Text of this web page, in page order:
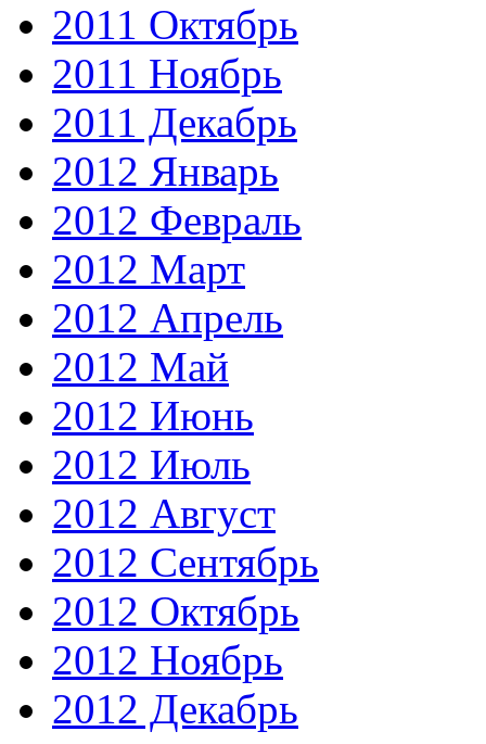
2011 Октябрь
2011 Ноябрь
2011 Декабрь
2012 Январь
2012 Февраль
2012 Март
2012 Апрель
2012 Май
2012 Июнь
2012 Июль
2012 Август
2012 Сентябрь
2012 Октябрь
2012 Ноябрь
2012 Декабрь